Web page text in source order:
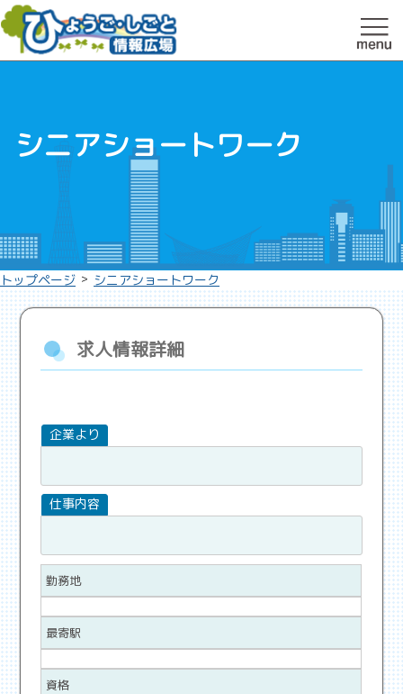
シニアショートワーク
トップページ > シニアショートワーク
求人情報詳細
勤務地
最寄駅
資格